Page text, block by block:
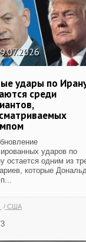
удары по
среди
ударов по
остается одним из
которые
США